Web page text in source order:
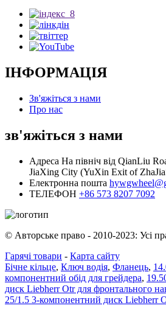
ІНФОРМАЦІЯ
Зв'яжіться з нами
Про нас
зв'яжіться з нами
Адреса На північ від QianLiu
JiaXing City (YuXin Exit of
Електронна пошта
ТЕЛЕФОН +86 573 8207 7092
© Авторське право - 2010-2023: Усі
Гарячі товари - Карта сайту
Бічне кільце, Ключ водія, Фланець,
компонентний обід для грейдера,
диск Liebherr Otr для фронтального
25/1.5 3-компонентний диск Liebherr